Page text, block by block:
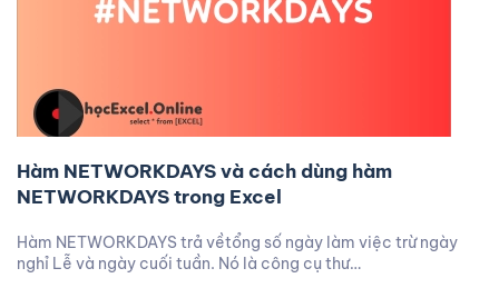
Hàm NETWORKDAYS và cách dùng hàm
NETWORKDAYS trong Excel
Hàm NETWORKDAYS trả vềtổng số ngày làm việc trừ ngày
nghỉ Lễ và ngày cuối tuần. Nó là công cụ thư…